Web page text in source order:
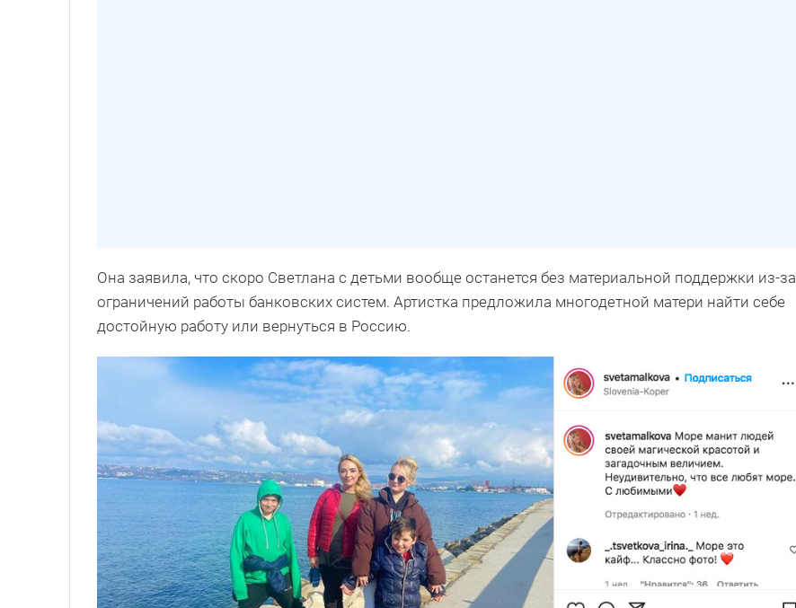
Она заявила, что скоро Светлана с детьми вообще останется без материальной поддержки из-за
ограничений работы банковских систем. Артистка предложила многодетной матери найти себе
достойную работу или вернуться в Россию.